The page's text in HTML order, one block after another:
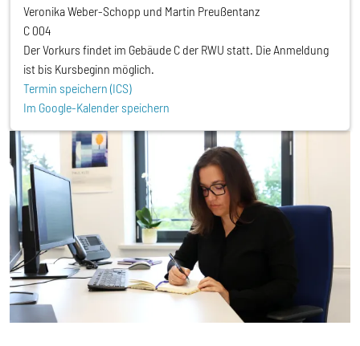
Veronika Weber-Schopp und Martin Preußentanz
C 004
Der Vorkurs findet im Gebäude C der RWU statt. Die Anmeldung
ist bis Kursbeginn möglich.
Termin speichern (ICS)
Im Google-Kalender speichern